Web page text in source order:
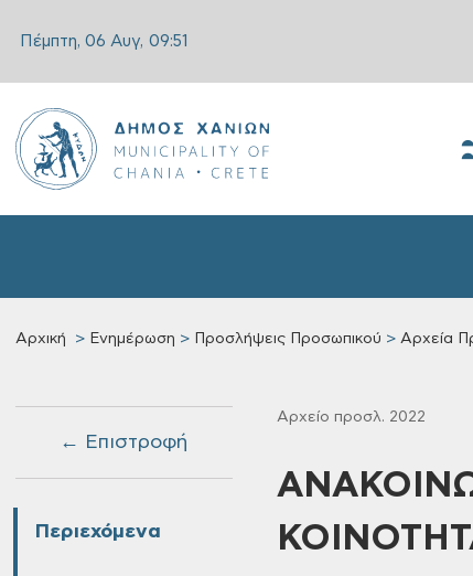
Πέμπτη, 06 Αυγ, 09:51
Αρχική Ενημέρωση Προσλήψεις Προσωπικού Αρχεία
← Επιστροφή
Περιεχόμενα
Αρχείο προσλ. 2022